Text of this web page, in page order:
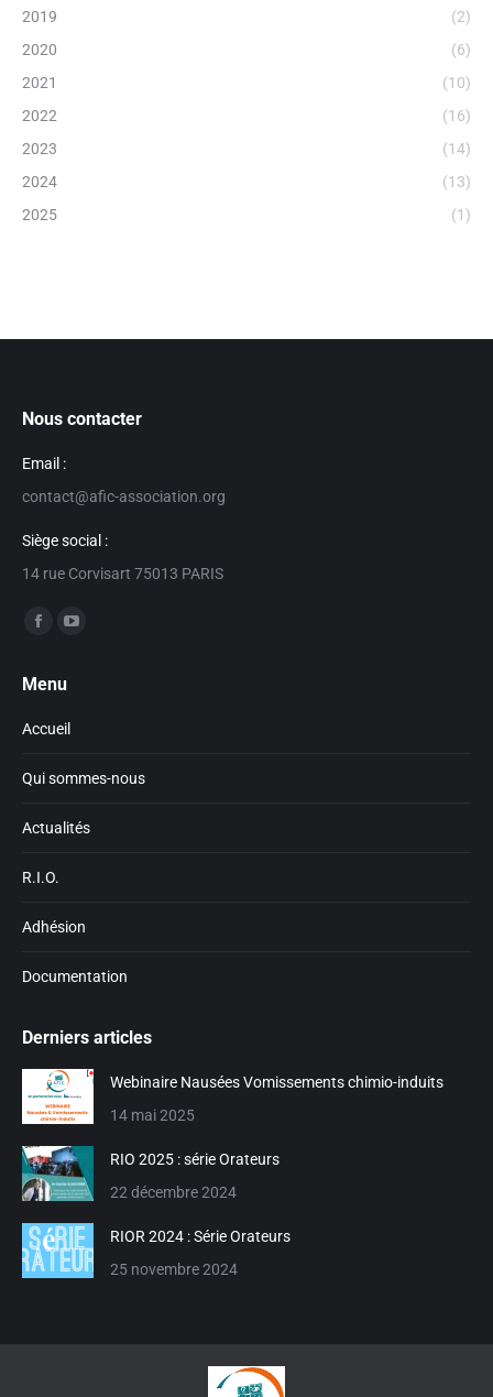
2019
(2)
2020
(6)
2021
(10)
2022
(16)
2023
(14)
2024
(13)
2025
(1)
Nous contacter
Email :
contact@afic-association.org
Siège social :
14 rue Corvisart 75013 PARIS
Trouvez nous sur :
opens
window
in
window
Menu
Accueil
Qui sommes-nous
Actualités
R.I.O.
Adhésion
Documentation
Derniers articles
Webinaire Nausées Vomissements chimio-induits
14 mai 2025
RIO 2025 : série Orateurs
22 décembre 2024
RIOR 2024 : Série Orateurs
25 novembre 2024